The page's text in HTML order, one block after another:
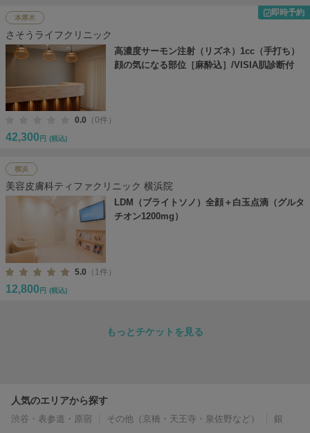
本厚木
即時予約
さそうライフクリニック
高濃度サーモン注射（リズネ）1cc（手打ち）
顔の気になる部位［麻酔込］/VISIA肌診断付
0.0 （0件）
42,300 円 (税込)
横浜
美容皮膚科ティファクリニック 横浜院
LDM（ブライトソノ）全顔＋白玉点滴（グルタ
チオン1200mg）
5.0 （1件）
12,800 円 (税込)
もっとチケットを見る
人気のエリアから探す
渋谷・表参道・原宿 その他（京橋・天王寺・泉佐野など）
銀